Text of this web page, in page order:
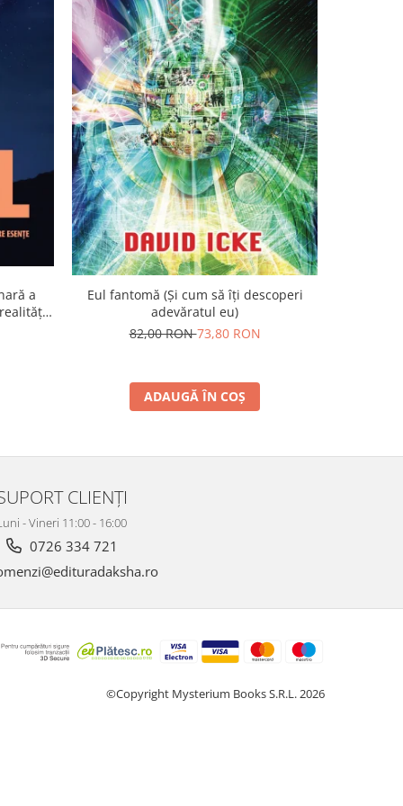
a
Eul fantomă (Și cum să îți descoperi
adevăratul eu)
82,00 RON73,80 RON
ADAUGĂ ÎN COȘ
CLIENȚI
- Vineri 11:00 - 16:00
0726 334 721
©Copyright Mysterium Books S.R.L. 2026